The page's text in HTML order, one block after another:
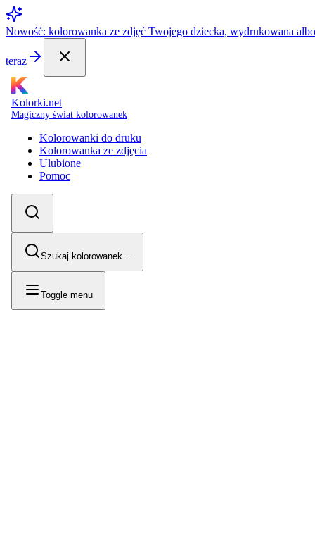
Nowość: kolorowanka ze zdjęć Twojego dziecka, wydrukowana
teraz
Kolorki.net
Magiczny świat kolorowanek
Kolorowanki do druku
Kolorowanka ze zdjęcia
Ulubione
Pomoc
Szukaj kolorowanek...
Toggle menu